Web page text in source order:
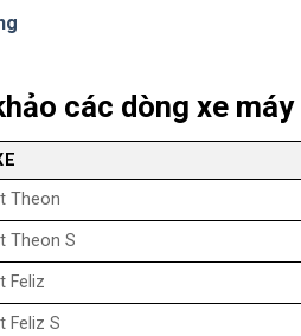
các dòng xe
Theon
Theon S
Feliz
Feliz S